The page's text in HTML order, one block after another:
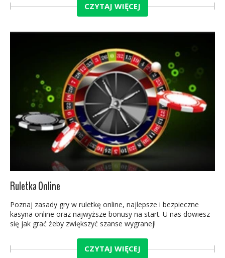
CZYTAJ WIĘCEJ
Ruletka Online
Poznaj zasady gry w ruletkę online, najlepsze i bezpieczne
kasyna online oraz najwyższe bonusy na start. U nas dowiesz
się jak grać żeby zwiększyć szanse wygranej!
CZYTAJ WIĘCEJ